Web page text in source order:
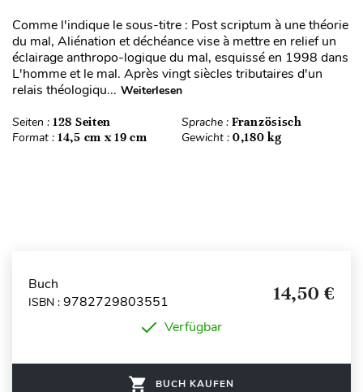
Comme l'indique le sous-titre : Post scriptum à une théorie
du mal, Aliénation et déchéance vise à mettre en relief un
éclairage anthropo-logique du mal, esquissé en 1998 dans
L'homme et le mal. Après vingt siècles tributaires d'un
relais théologiqu... Weiterlesen
Seiten : 128 Seiten Sprache : Französisch
Format : 14,5 cm x 19 cm Gewicht : 0,180 kg
Buch
ISBN : 9782729803551 14,50 €
Verfügbar
BUCH KAUFEN